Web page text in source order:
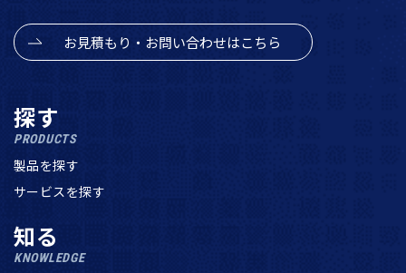
お見積もり・お問い合わせはこちら
探す
PRODUCTS
製品を探す
サービスを探す
知る
KNOWLEDGE